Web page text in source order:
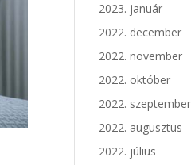
2023. január
2022. december
2022. november
2022. október
2022. szeptember
2022. augusztus
2022. július